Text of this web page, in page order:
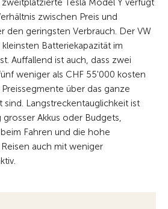
Tesla Model Y verfügt
zwischen Preis und
den geringsten Verbrauch. Der VW
Batteriekapazität im
Auffallend ist auch, dass zwei
weniger als CHF 55'000 kosten
über das ganze
Langstreckentauglichkeit ist
Akkus oder Budgets,
Fahren und die hohe
auch mit weniger